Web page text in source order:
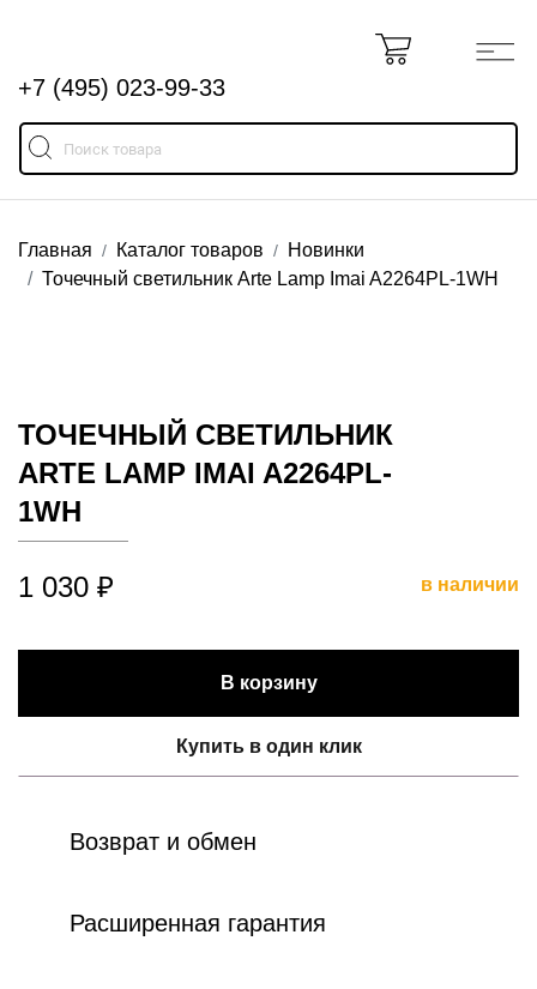
+7 (495) 023-99-33
Главная Каталог товаров
Новинки
Точечный светильник Arte Lamp Imai A2264PL-1WH
ТОЧЕЧНЫЙ СВЕТИЛЬНИК
ARTE LAMP IMAI A2264PL-
1WH
1 030 ₽ в наличии
В корзину
Купить в один клик
Возврат и обмен
Расширенная гарантия